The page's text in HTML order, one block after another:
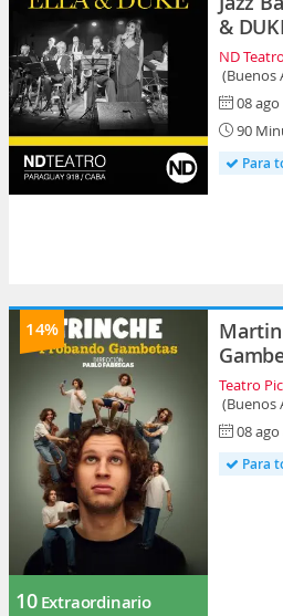
&
ND Teatro
(Buenos
08 ago
90
Para
14%
10 Extraordinario
Teatro
(Buenos
08 ago
Para